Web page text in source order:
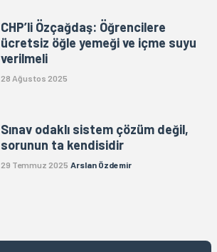
CHP’li Özçağdaş: Öğrencilere
ücretsiz öğle yemeği ve içme suyu
verilmeli
28 Ağustos 2025
Sınav odaklı sistem çözüm değil,
sorunun ta kendisidir
29 Temmuz 2025 Arslan Özdemir